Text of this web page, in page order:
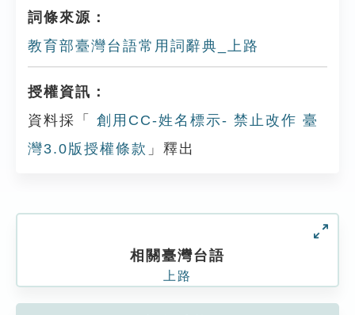
詞條來源：
教育部臺灣台語常用詞辭典_上路
授權資訊：
資料採「
創用CC-姓名標示- 禁止改作 臺
灣3.0版授權條款 」釋出
相關臺灣台語
上路